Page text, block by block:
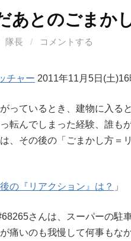
あとのごまか
隊長 / コメントする
チャー 2011年11月5日(土
っているとき、建物に入る
転んでしまった経験、誰も
、その後の「ごまかし方＝
の『リアクション』は？ 」
さんは、スーパーの駐
痛いのも我慢して何事もな